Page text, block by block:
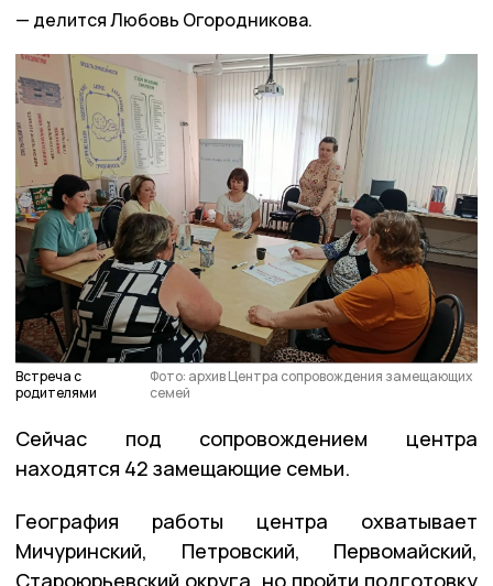
делится Любовь Огородникова.
Встреча с
родителями
Фото: архив Центра сопровождения замещающих
семей
Сейчас под сопровождением центра
находятся 42 замещающие семьи.
География работы центра охватывает
Мичуринский, Петровский, Первомайский,
Староюрьевский округа, но пройти подготовку